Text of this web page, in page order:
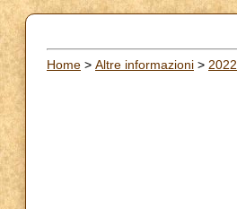
Home > Altre informazioni > 2022